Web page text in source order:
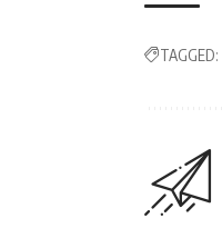
TAGGED: